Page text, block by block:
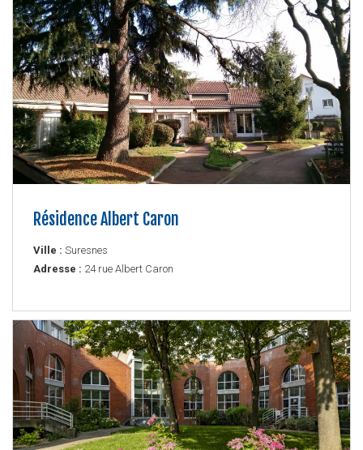
Résidence Albert Caron
Ville : Suresnes
Adresse : 24 rue Albert Caron